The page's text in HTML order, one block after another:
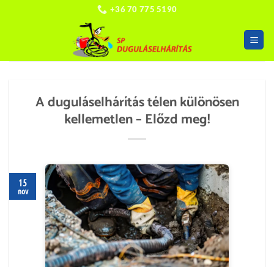
+36 70 775 5190
A duguláselhárítás télen különösen
kellemetlen – Előzd meg!
15
nov